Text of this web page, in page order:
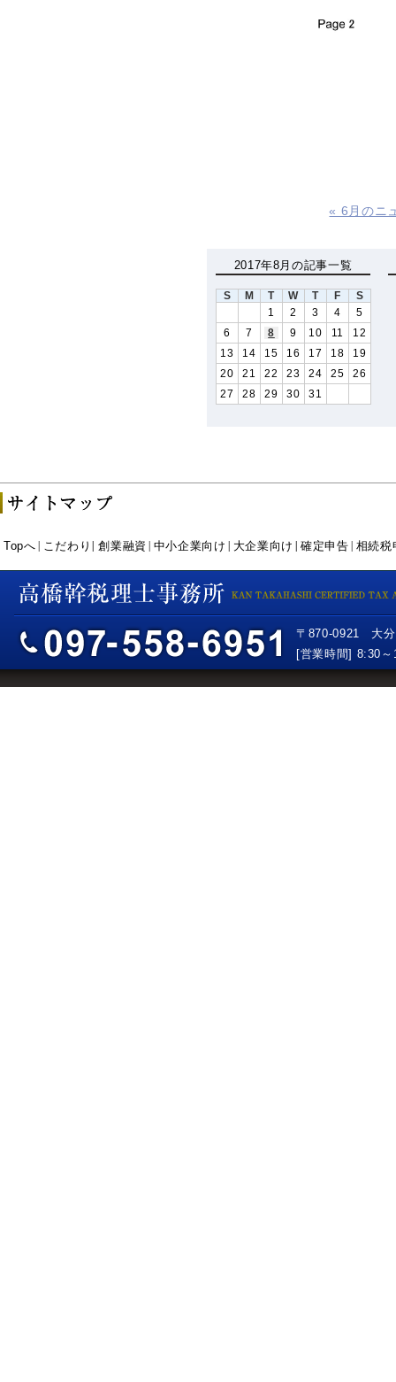
« 6月のニ
2017年8月の記事一覧
S M T W T F
S
1
2 3 4
5
6
7 8 9 10 11
12
13
14 15 16 17 18
19
20
21 22 23 24 25
26
27
28 29 30 31
Topへ こだわり 創業融資 中小企業向け 大企業向け 確定申告 相続税
〒870-0921 大分
[営業時間] 8:30